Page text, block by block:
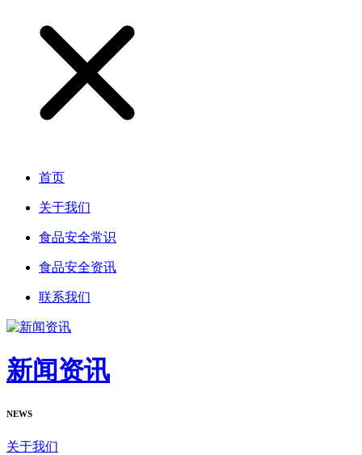
首页
关于我们
食品安全常识
食品安全资讯
联系我们
新闻资讯
NEWS
关于我们